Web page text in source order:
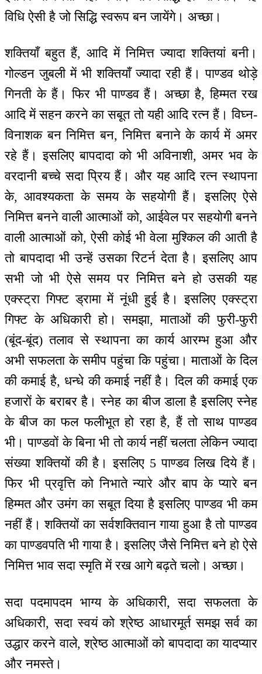
विधि ऐसी है जो सिद्धि स्वरूप बन जायेंगे। अच्छा।
शक्तियाँ बहुत हैं, आदि में निमित्त ज्यादा शक्तियां बनी।
गोल्डन जुबली में भी शक्तियाँ ज्यादा रही हैं। पाण्डव थोड़े
गिनती के हैं। फिर भी पाण्डव हैं। अच्छा है, हिम्मत रख
आदि में सहन करने का सबूत तो यही आदि रत्न हैं। विघ्न-
विनाशक बन निमित्त बन, निमित्त बनाने के कार्य में अमर
रहे हैं। इसलिए बापदादा को भी अविनाशी, अमर भव के
वरदानी बच्चे सदा प्रिय हैं। और यह आदि रत्न स्थापना
के, आवश्यकता के समय के सहयोगी हैं। इसलिए ऐसे
निमित्त बनने वाली आत्माओं को, आईवेल पर सहयोगी बनने
वाली आत्माओं को, ऐसी कोई भी वेला मुश्किल की आती है
तो बापदादा भी उन्हें उसका रिटर्न देता है। इसलिए आप
सभी जो भी ऐसे समय पर निमित्त बने हो उसकी यह
एक्स्ट्रा गिफ्ट ड्रामा में नूंधी हुई है। इसलिए एक्स्ट्रा
गिफ्ट के अधिकारी हो। समझा, माताओं की फुरी-फुरी
(बूंद-बूंद) तलाव से स्थापना का कार्य आरम्भ हुआ और
अभी सफलता के समीप पहुंचा कि पहुंचा। माताओं के दिल
की कमाई है, धन्धे की कमाई नहीं है। दिल की कमाई एक
हजारों के बराबर है। स्नेह का बीज डाला है इसलिए स्नेह
के बीज का फल फलीभूत हो रहा है, हैं तो साथ पाण्डव
भी। पाण्डवों के बिना भी तो कार्य नहीं चलता लेकिन ज्यादा
संख्या शक्तियों की है। इसलिए 5 पाण्डव लिख दिये हैं।
फिर भी प्रवृत्ति को निभाते न्यारे और बाप के प्यारे बन
हिम्मत और उमंग का सबूत दिया है इसलिए पाण्डव भी कम
नहीं हैं। शक्तियों का सर्वशक्तिवान गाया हुआ है तो पाण्डव
का पाण्डवपति भी गाया है। इसलिए जैसे निमित्त बने हो ऐसे
निमित्त भाव सदा स्मृति में रख आगे बढ़ते चलो। अच्छा।
सदा पदमापदम भाग्य के अधिकारी, सदा सफलता के
अधिकारी, सदा स्वयं को श्रेष्ठ आधारमूर्त समझ सर्व का
उद्धार करने वाले, श्रेष्ठ आत्माओं को बापदादा का यादप्यार
और नमस्ते।